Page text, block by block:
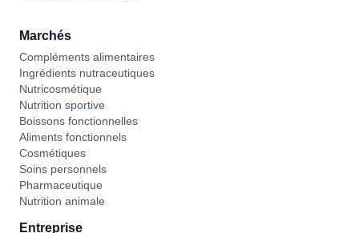
Marchés
Compléments alimentaires
Ingrédients nutraceutiques
Nutricosmétique
Nutrition sportive
Boissons fonctionnelles
Aliments fonctionnels
Cosmétiques
Soins personnels
Pharmaceutique
Nutrition animale
Entreprise